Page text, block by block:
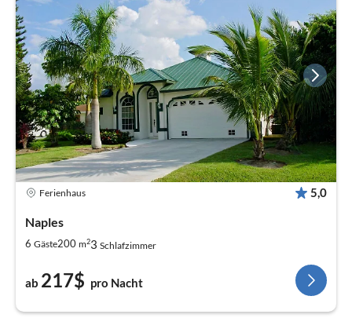
Ferienhaus 5,0
Naples
6 Gäste200 m23 Schlafzimmer
ab 217$ pro Nacht